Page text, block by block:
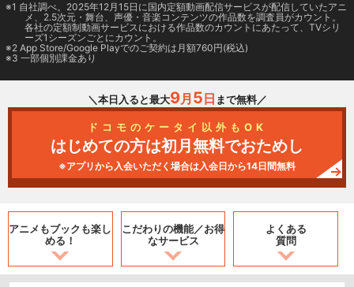
1 自社調べ。2025年12月15日に国内定額動画配信サービスが配信していたアニ
メ、2.5次元・舞台、声優・音楽コンテンツの作品数を調査員がカウント。
各社の定額制動画サービスにおける作品数のカウントにあたって、TVシリ
ーズ1シーズンごとにカウント。
2 App Store/Google Playでのご契約は月額760円(税込)
3 一部個別課金あり
＼本日入ると最大9月 5 日 まで無料／
ドコモのケータイ以外もOK
はじめての方は初月無料でおためし
※アプリから入会いただく場合は入会日から14日間無料
アニメもブックも楽し
める！
こだわりの機能／お得
なサービス
よくある
質問